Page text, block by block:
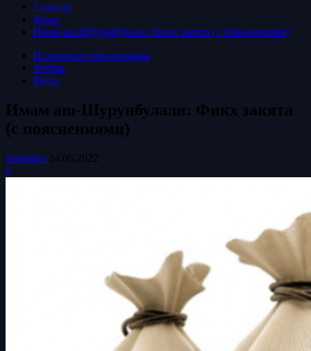
Главная
Фикх
Имам аш-Шурунбулали: Фикх закята (с пояснениями)
Исламская цивилизация
Фетвы
Фикх
Имам аш-Шурунбулали: Фикх закята
(с пояснениями)
islamdinr 24.05.2022
0